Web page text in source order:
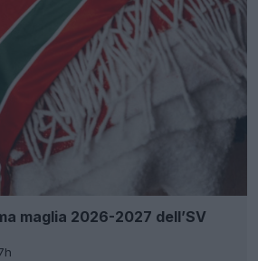
maglia 2026-2027 dell’SV